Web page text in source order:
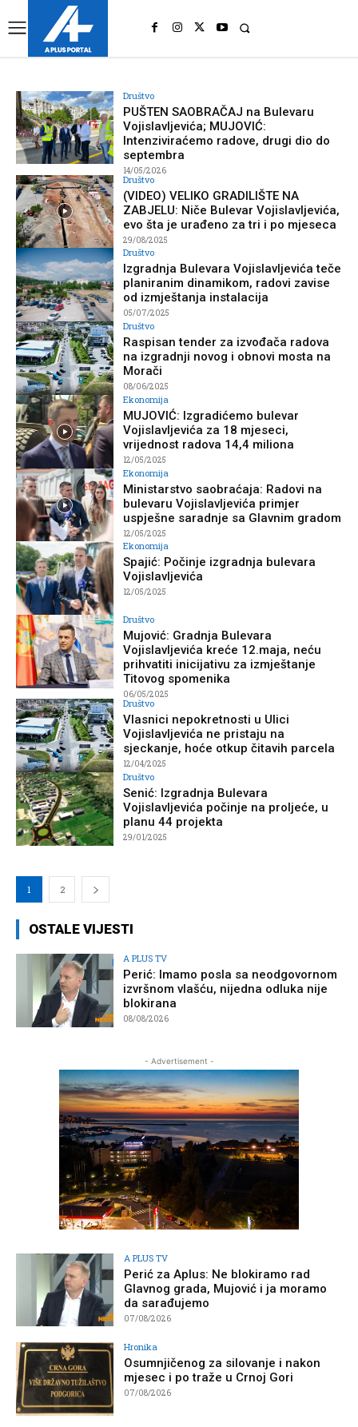
Društvo
PUŠTEN SAOBRAČAJ na Bulevaru
Vojislavljevića; MUJOVIĆ:
Intenziviraćemo radove, drugi dio do
septembra
14/05/2026
Društvo
(VIDEO) VELIKO GRADILIŠTE NA
ZABJELU: Niče Bulevar Vojislavljevića,
evo šta je urađeno za tri i po mjeseca
29/08/2025
Društvo
Izgradnja Bulevara Vojislavljevića teče
planiranim dinamikom, radovi zavise
od izmještanja instalacija
05/07/2025
Društvo
Raspisan tender za izvođača radova
na izgradnji novog i obnovi mosta na
Morači
08/06/2025
Ekonomija
MUJOVIĆ: Izgradićemo bulevar
Vojislavljevića za 18 mjeseci,
vrijednost radova 14,4 miliona
12/05/2025
Ekonomija
Ministarstvo saobraćaja: Radovi na
bulevaru Vojislavljevića primjer
uspješne saradnje sa Glavnim gradom
12/05/2025
Ekonomija
Spajić: Počinje izgradnja bulevara
Vojislavljevića
12/05/2025
Društvo
Mujović: Gradnja Bulevara
Vojislavljevića kreće 12.maja, neću
prihvatiti inicijativu za izmještanje
Titovog spomenika
06/05/2025
Društvo
Vlasnici nepokretnosti u Ulici
Vojislavljevića ne pristaju na
sjeckanje, hoće otkup čitavih parcela
12/04/2025
Društvo
Senić: Izgradnja Bulevara
Vojislavljevića počinje na proljeće, u
planu 44 projekta
29/01/2025
1 2
OSTALE VIJESTI
A PLUS TV
Perić: Imamo posla sa neodgovornom
izvršnom vlašću, nijedna odluka nije
blokirana
08/08/2026
- Advertisement -
A PLUS TV
Perić za Aplus: Ne blokiramo rad
Glavnog grada, Mujović i ja moramo
da sarađujemo
07/08/2026
Hronika
Osumnjičenog za silovanje i nakon
mjesec i po traže u Crnoj Gori
07/08/2026